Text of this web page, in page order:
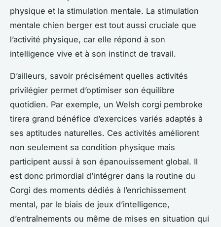
physique et la stimulation mentale. La stimulation
mentale chien berger est tout aussi cruciale que
l’activité physique, car elle répond à son
intelligence vive et à son instinct de travail.
D’ailleurs, savoir précisément quelles activités
privilégier permet d’optimiser son équilibre
quotidien. Par exemple, un Welsh corgi pembroke
tirera grand bénéfice d’exercices variés adaptés à
ses aptitudes naturelles. Ces activités améliorent
non seulement sa condition physique mais
participent aussi à son épanouissement global. Il
est donc primordial d’intégrer dans la routine du
Corgi des moments dédiés à l’enrichissement
mental, par le biais de jeux d’intelligence,
d’entraînements ou même de mises en situation qui